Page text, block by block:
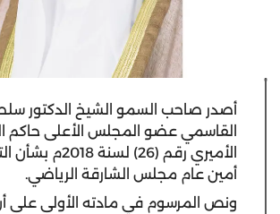
أصدر صاحب السمو الشيخ الدكتور
القاسمي عضو المجلس الأعلى حاكم
الأميري رقم (26)
أمين عام مجلس الشارقة الرياضي.
ونص المرسوم في مادته الأولى على